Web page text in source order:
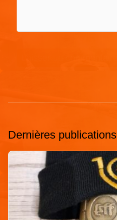
Dernières publications